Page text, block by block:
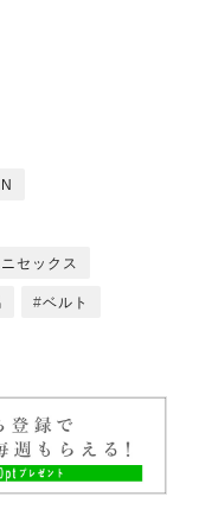
ニセックス
ベルト